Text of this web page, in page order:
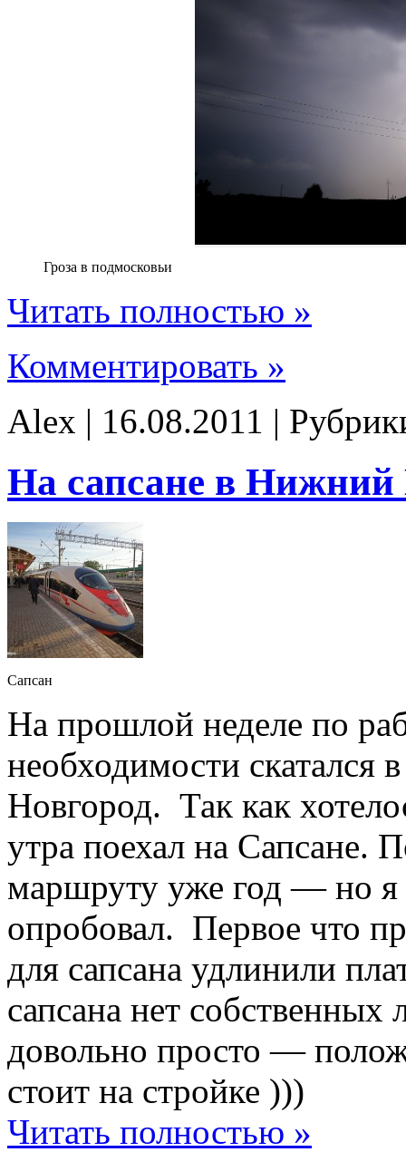
Гроза в подмосковьи
Читать полностью »
Комментировать »
Alex | 16.08.2011 |
На сапсане в Нижний
Сапсан
На прошлой неделе по
необходимости
Новгород. Так как
утра поехал на Сапсане.
маршруту уже год — но я
опробовал. Первое что
для сапсана удлинили
сапсана нет
довольно просто —
стоит на стройке )))
Читать полностью »